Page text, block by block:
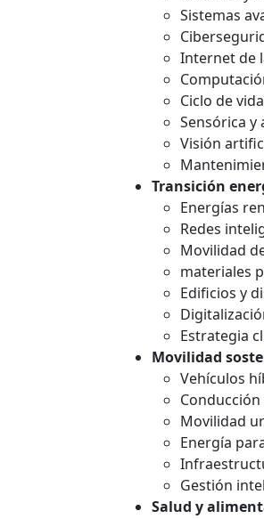
Sistemas
Internet de
Ciclo de
Sensórica y
Visión
Transición
Energías
Redes
Movilidad
materiales
Edificios y
Estrategia
Movilidad
Vehículos
Movilidad
Energía
Gestión
Salud y